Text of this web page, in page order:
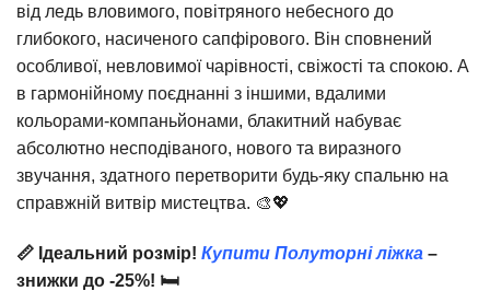
від ледь вловимого, повітряного небесного до
глибокого, насиченого сапфірового. Він сповнений
особливої, невловимої чарівності, свіжості та спокою. А
в гармонійному поєднанні з іншими, вдалими
кольорами-компаньйонами, блакитний набуває
абсолютно несподіваного, нового та виразного
звучання, здатного перетворити будь-яку спальню на
справжній витвір мистецтва. 🎨💖
📏 Ідеальний розмір! Купити Полуторні ліжка –
знижки до -25%! 🛏️